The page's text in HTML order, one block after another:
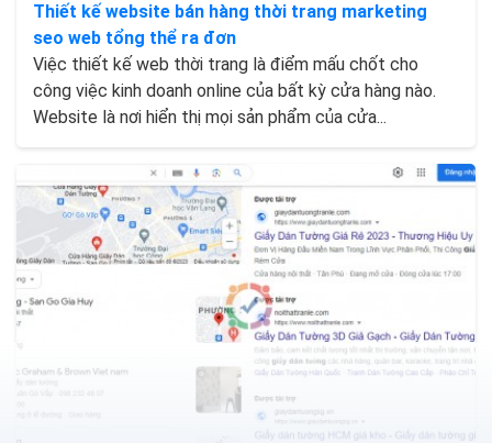
Thiết kế website bán hàng thời trang marketing
seo web tổng thể ra đơn
Việc thiết kế web thời trang là điểm mấu chốt cho
công việc kinh doanh online của bất kỳ cửa hàng nào.
Website là nơi hiển thị mọi sản phẩm của cửa...